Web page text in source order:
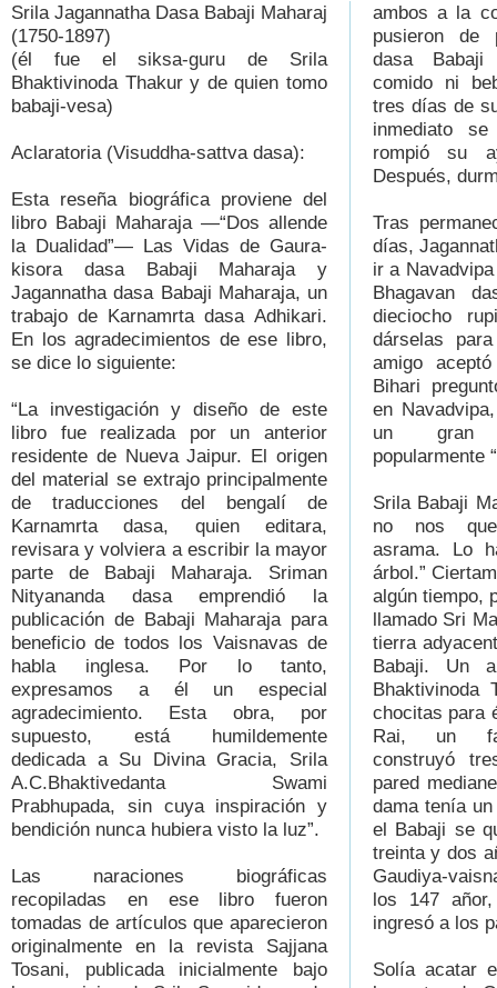
Srila Jagannatha Dasa Babaji Maharaj
(1750-1897)
(él fue el siksa-guru de Srila
Bhaktivinoda Thakur y de quien tomo
babaji-vesa)
Aclaratoria (Visuddha-sattva dasa):
Esta reseña biográfica proviene del
libro Babaji Maharaja —“Dos allende
la Dualidad”— Las Vidas de Gaura-
kisora dasa Babaji Maharaja y
Jagannatha dasa Babaji Maharaja, un
trabajo de Karnamrta dasa Adhikari.
En los agradecimientos de ese libro,
se dice lo siguiente:
“La investigación y diseño de este
libro fue realizada por un anterior
residente de Nueva Jaipur. El origen
del material se extrajo principalmente
de traducciones del bengalí de
Karnamrta dasa, quien editara,
revisara y volviera a escribir la mayor
parte de Babaji Maharaja. Sriman
Nityananda dasa emprendió la
publicación de Babaji Maharaja para
beneficio de todos los Vaisnavas de
habla inglesa. Por lo tanto,
expresamos a él un especial
agradecimiento. Esta obra, por
supuesto, está humildemente
dedicada a Su Divina Gracia, Srila
A.C.Bhaktivedanta Swami
Prabhupada, sin cuya inspiración y
bendición nunca hubiera visto la luz”.
Las naraciones biográficas
recopiladas en ese libro fueron
tomadas de artículos que aparecieron
originalmente en la revista Sajjana
Tosani, publicada inicialmente bajo
ambos a la
pusieron de
dasa
comido ni
tres días de
inmediato
rompió su
Después,
Tras
días,
ir a
Bhagavan
dieciocho
dárselas
amigo
Bihari
en
un gran
popularmente
Srila Babaji
no nos
asrama. Lo
árbol.”
algún tiempo,
llamado Sri
tierra
Babaji. Un
Bhaktivinoda
chocitas para
Rai, un
construyó
pared
dama tenía
el Babaji se
treinta y dos
Gaudiya-
los 147
ingresó a los
Solía acatar